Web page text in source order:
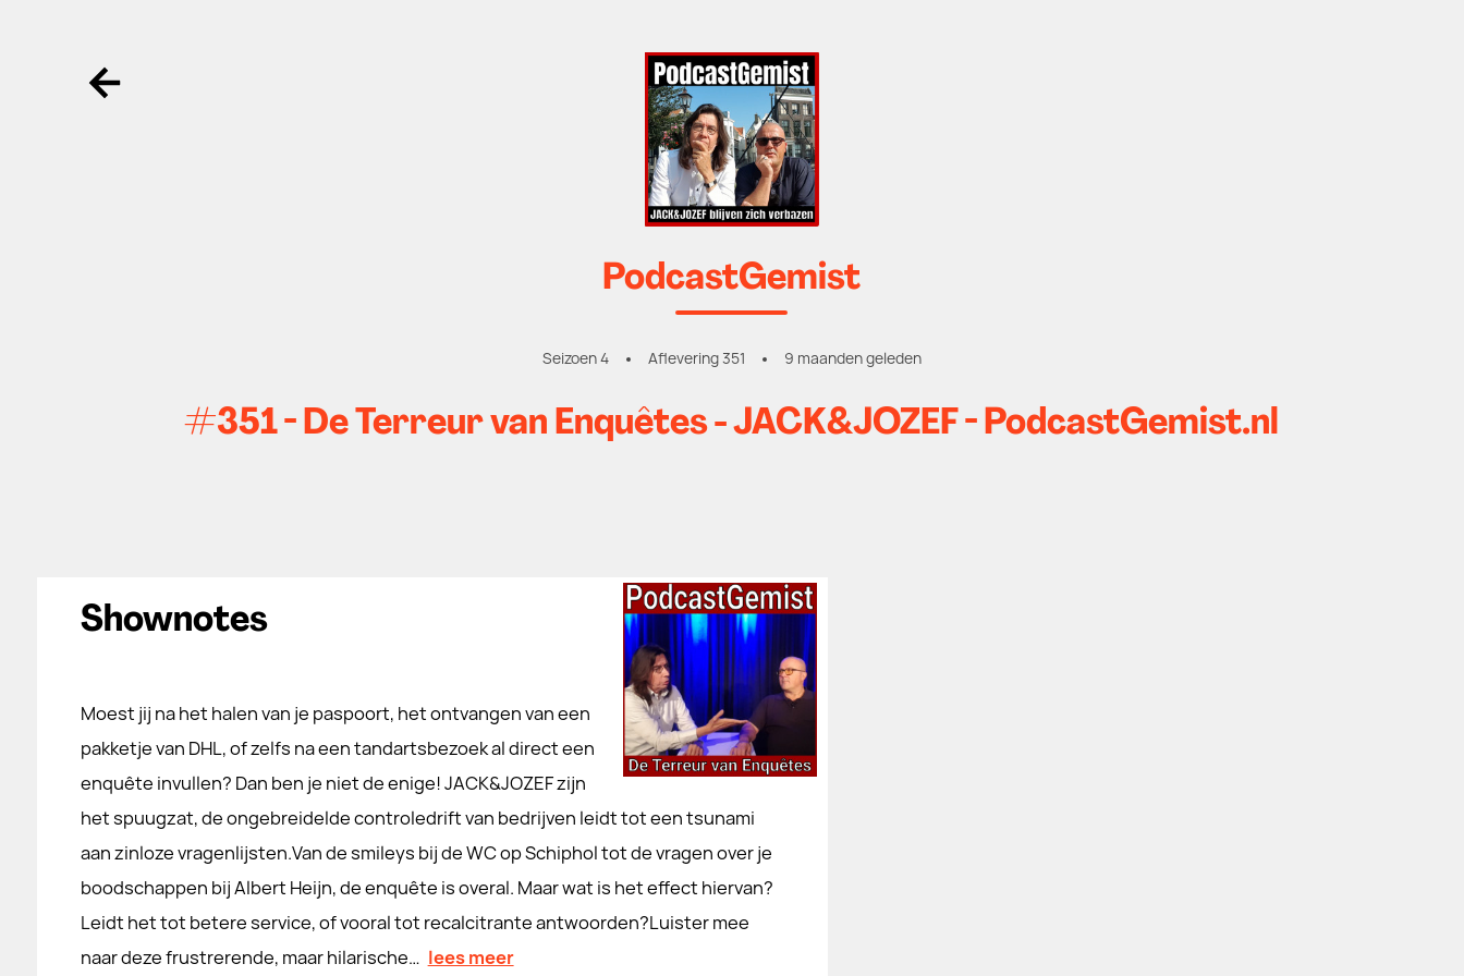
Ga terug
PodcastGemist
Seizoen 4 Aflevering 351 9 maanden geleden
#351 - De Terreur van Enquêtes - JACK&JOZEF - PodcastGemist.nl
Shownotes
Moest jij na het halen van je paspoort, het ontvangen van een
pakketje van DHL, of zelfs na een tandartsbezoek al direct een
enquête invullen? Dan ben je niet de enige! JACK&JOZEF zijn
het spuugzat, de ongebreidelde controledrift van bedrijven leidt tot een tsunami
aan zinloze vragenlijsten.Van de smileys bij de WC op Schiphol tot de vragen over je
boodschappen bij Albert Heijn, de enquête is overal. Maar wat is het effect hiervan?
Leidt het tot betere service, of vooral tot recalcitrante antwoorden?Luister mee
naar deze frustrerende, maar hilarische… lees meer